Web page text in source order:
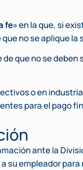
fe» en la que, si
no se aplique la
que no se
o en
para el pago
ante la
su empleador